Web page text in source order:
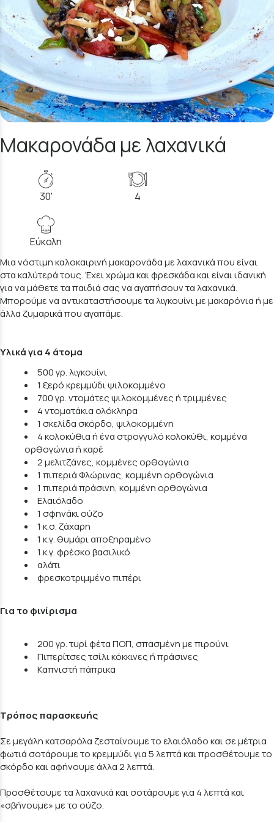
Μακαρονάδα με λαχανικά
30' 4
Εύκολη
Μια νόστιμη καλοκαιρινή μακαρονάδα με λαχανικά που είναι
στα καλύτερά τους. Έχει χρώμα και φρεσκάδα και είναι ιδανική
για να μάθετε τα παιδιά σας να αγαπήσουν τα λαχανικά.
Μπορούμε να αντικαταστήσουμε τα λιγκουίνι με μακαρόνια ή με
άλλα ζυμαρικά που αγαπάμε.
Υλικά για 4 άτομα
500 γρ. λιγκουίνι
1 ξερό κρεμμύδι ψιλοκομμένο
700 γρ. ντομάτες ψιλοκομμένες ή τριμμένες
4 ντοματάκια ολόκληρα
1 σκελίδα σκόρδο, ψιλοκομμένη
4 κολοκύθια ή ένα στρογγυλό κολοκύθι, κομμένα
ορθογώνια ή καρέ
2 μελιτζάνες, κομμένες ορθογώνια
1 πιπεριά Φλώρινας, κομμένη ορθογώνια
1 πιπεριά πράσινη, κομμένη ορθογώνια
Ελαιόλαδο
1 σφηνάκι ούζο
1 κ.σ. ζάχαρη
1 κ.γ. θυμάρι αποξηραμένο
1 κ.γ. φρέσκο βασιλικό
αλάτι
φρεσκοτριμμένο πιπέρι
Για το φινίρισμα
200 γρ. τυρί φέτα ΠΟΠ, σπασμένη με πιρούνι
Πιπερίτσες τσίλι κόκκινες ή πράσινες
Καπνιστή πάπρικα
Τρόπος παρασκευής
Σε μεγάλη κατσαρόλα ζεσταίνουμε το ελαιόλαδο και σε μέτρια
φωτιά σοτάρουμε το κρεμμύδι για 5 λεπτά και προσθέτουμε το
σκόρδο και αφήνουμε άλλα 2 λεπτά.
Προσθέτουμε τα λαχανικά και σοτάρουμε για 4 λεπτά και
«σβήνουμε» με το ούζο.